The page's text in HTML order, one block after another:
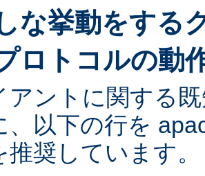
な挙動をする
ロトコルの動
アントに関する
、以下の行を
推奨しています。